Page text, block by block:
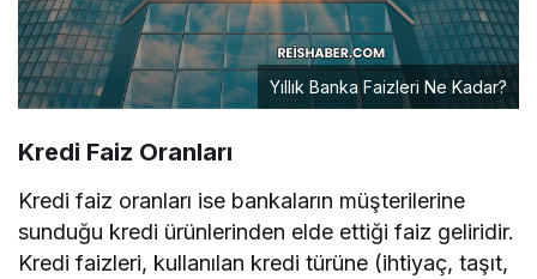
Yıllık Banka Faizleri Ne Kadar?
Kredi Faiz Oranları
Kredi faiz oranları ise bankaların müşterilerine
sunduğu kredi ürünlerinden elde ettiği faiz geliridir.
Kredi faizleri, kullanılan kredi türüne (ihtiyaç, taşıt,